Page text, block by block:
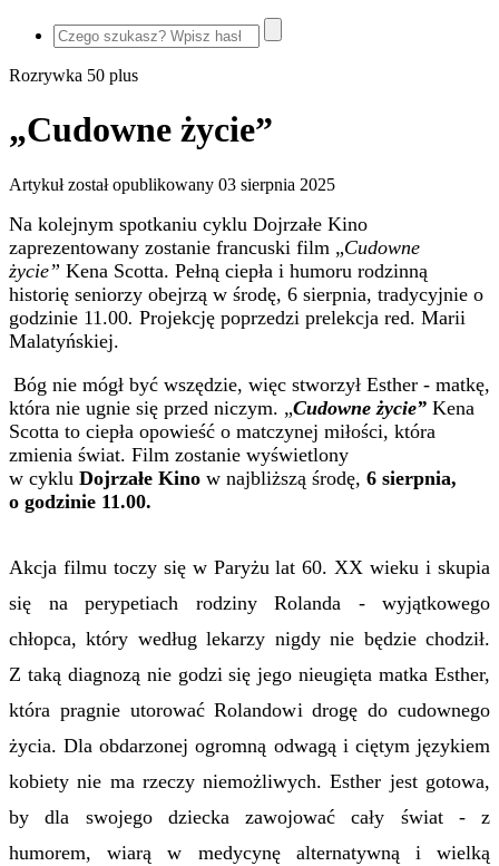
Rozrywka 50 plus
„Cudowne życie”
Artykuł został opublikowany 03 sierpnia 2025
Na kolejnym spotkaniu cyklu Dojrzałe Kino
zaprezentowany zostanie francuski film „Cudowne
życie” Kena Scotta. Pełną ciepła i humoru rodzinną
historię seniorzy obejrzą w środę, 6 sierpnia, tradycyjnie o
godzinie 11.00. Projekcję poprzedzi prelekcja red. Marii
Malatyńskiej.
Bóg nie mógł być wszędzie, więc stworzył Esther - matkę,
która nie ugnie się przed niczym. „Cudowne życie” Kena
Scotta to ciepła opowieść o matczynej miłości, która
zmienia świat. Film zostanie wyświetlony
w cyklu Dojrzałe Kino w najbliższą środę, 6 sierpnia,
o godzinie 11.00.
Akcja filmu toczy się w Paryżu lat 60. XX wieku i skupia
się na perypetiach rodziny Rolanda - wyjątkowego
chłopca, który według lekarzy nigdy nie będzie chodził.
Z taką diagnozą nie godzi się jego nieugięta matka Esther,
która pragnie utorować Rolandowi drogę do cudownego
życia. Dla obdarzonej ogromną odwagą i ciętym językiem
kobiety nie ma rzeczy niemożliwych. Esther jest gotowa,
by dla swojego dziecka zawojować cały świat - z
humorem, wiarą w medycynę alternatywną i wielką